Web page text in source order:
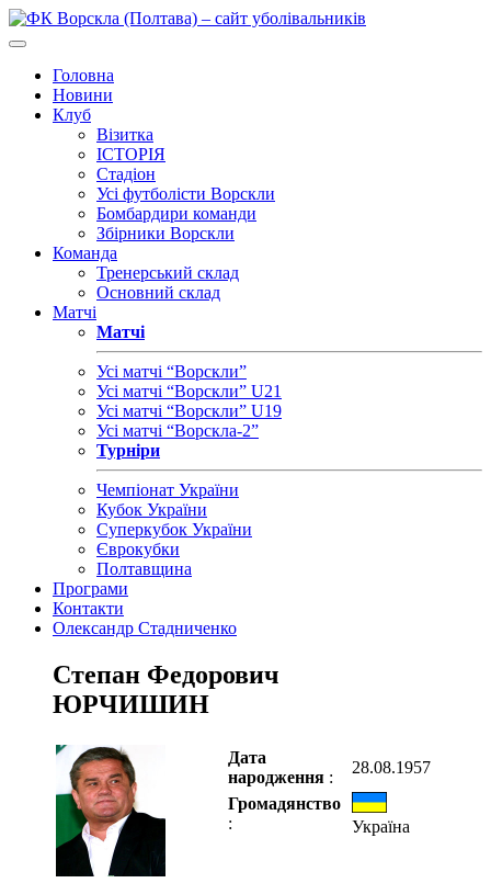
Головна
Новини
Клуб
Візитка
ІСТОРІЯ
Стадіон
Усі футболісти Ворскли
Бомбардири команди
Збірники Ворскли
Команда
Тренерський склад
Основний склад
Матчі
Матчі
Усі матчі “Ворскли”
Усі матчі “Ворскли” U21
Усі матчі “Ворскли” U19
Усі матчі “Ворскла-2”
Турніри
Чемпіонат України
Кубок України
Суперкубок України
Єврокубки
Полтавщина
Програми
Контакти
Олександр Стадниченко
Степан Федорович
ЮРЧИШИН
Дата
народження :
28.08.1957
Громадянство
:
Україна